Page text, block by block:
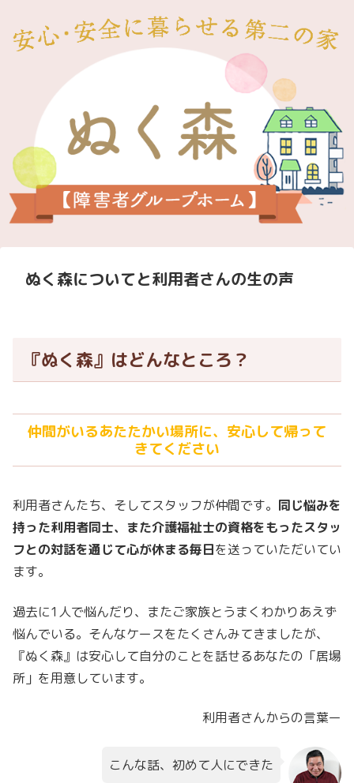
ぬく森についてと利用者さんの生の声
『ぬく森』はどんなところ？
仲間がいるあたたかい場所に、安心して帰って
きてください
利用者さんたち、そしてスタッフが仲間です。 同じ悩みを
持った利用者同士、また介護福祉士の資格をもったスタッ
フとの対話を通じて心が休まる毎日を送っていただいてい
ます。
過去に1人で悩んだり、またご家族とうまくわかりあえず
悩んでいる。そんなケースをたくさんみてきましたが、
『ぬく森』は安心して自分のことを話せるあなたの「居場
所」を用意しています。
利用者さんからの言葉ー
こんな話、初めて人にできた